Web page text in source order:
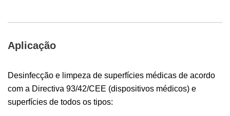
Aplicação
Desinfecção e limpeza de superfícies médicas de acordo
com a Directiva 93/42/CEE (dispositivos médicos) e
superfícies de todos os tipos: